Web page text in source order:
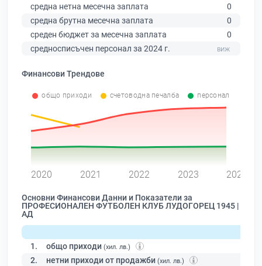
средна нетна месечна заплата
0
средна брутна месечна заплата
0
среден бюджет за месечна заплата
0
средносписъчен персонал за 2024 г.
Финансови Трендове
общо приходи счетоводна печалба персонал
2020 2021 2022 2023 2024
Основни Финансови Данни и Показатели за
ПРОФЕСИОНАЛЕН ФУТБОЛЕН КЛУБ ЛУДОГОРЕЦ 1945 |
АД
1. общо приходи (хил. лв.)
2. нетни приходи от продажби (хил. лв.)